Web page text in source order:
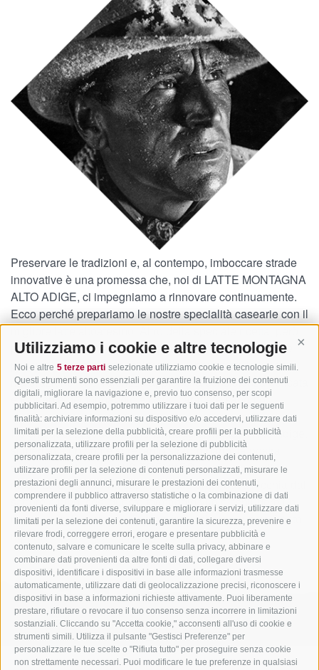
Utilizziamo i cookie e altre tecnologie
Noi e altre 5 terze parti selezionate utilizziamo cookie e tecnologie simili.
Questi strumenti sono essenziali per garantire la fruizione dei contenuti
digitali, migliorare la navigazione e, previo tuo consenso, per scopi
pubblicitari. Ad esempio, potremmo utilizzare i tuoi dati per le seguenti
finalità: archiviare informazioni su dispositivo e/o accedervi, utilizzare dati
limitati per la selezione della pubblicità, creare profili per la pubblicità
personalizzata, utilizzare profili per la selezione di pubblicità
personalizzata, creare profili per la personalizzazione dei contenuti,
utilizzare profili per la selezione di contenuti personalizzati, misurare le
prestazioni degli annunci, misurare le prestazioni dei contenuti,
comprendere il pubblico attraverso statistiche o la combinazione di dati
provenienti da fonti diverse, sviluppare e migliorare i servizi, utilizzare dati
limitati per la selezione dei contenuti, garantire la sicurezza, prevenire e
rilevare frodi, correggere errori, erogare e presentare pubblicità e
contenuto, salvare e comunicare le scelte sulla privacy, abbinare e
combinare dati provenienti da altre fonti di dati, collegare diversi
dispositivi, identificare i dispositivi in base alle informazioni trasmesse
automaticamente, utilizzare dati di geolocalizzazione precisi, riconoscere i
dispositivi in base a informazioni richieste attivamente. Puoi liberamente
prestare, rifiutare o revocare il tuo consenso senza incorrere in limitazioni
sostanziali. Cliccando su "Accetta cookie," acconsenti all'uso di cookie e
strumenti simili. Utilizza il pulsante "Gestisci Preferenze" per
personalizzare le tue scelte o "Rifiuta tutto" per proseguire senza cookie
non strettamente necessari. Puoi modificare le tue preferenze in qualsiasi
Social Wall
Formaggio
Luis Trenker
Come degustare
Ricetta
Latte Montagna Alto Adige
Contatto
Preservare le tradizioni e, al contempo, imboccare strade
innovative è una promessa che, noi di LATTE MONTAGNA
ALTO ADIGE, ci impegniamo a rinnovare continuamente.
Ecco perché prepariamo le nostre specialità casearie con il
migliore latte altoatesino. Altro della speciale ricetta, però,
preferiamo non svelare – sappiate solo che l'ingrediente
principale, oltre al latte, è il tempo. Innanzitutto la lunga
maturazione, che valorizza appieno la consistenza delicata
e fondente del formaggio e il suo carattere saporito.
Poiché questa straordinario formaggio, made in Alto Adige,
si meritava un nome altrettanto straordinario, la nostra
scelta è ricaduta su LUIS TRENKER: così come nella
moda Luis Trenker ha saputo creare una nuova nicchia dal
sapore alpino, così questo formaggio vuole schiudere un
nuovo mondo al vostro palato e imporsi come un prelibato
rappresentante dell'Alto Adige.
info@mila.it +39 0471 451 111